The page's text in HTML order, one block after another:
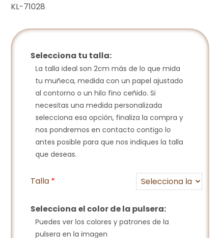
KL-71028
Selecciona tu talla:
La talla ideal son 2cm más de lo que mida
tu muñeca, medida con un papel ajustado
al contorno o un hilo fino ceñido. Si
necesitas una medida personalizada
selecciona esa opción, finaliza la compra y
nos pondremos en contacto contigo lo
antes posible para que nos indiques la talla
que deseas.
Talla *
Selecciona el color de la pulsera:
Puedes ver los colores y patrones de la
pulsera en la imagen